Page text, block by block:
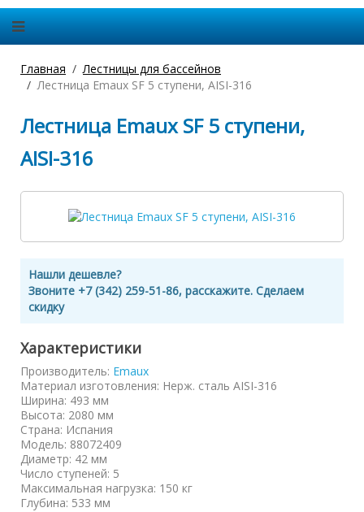
Главная
Лестницы для бассейнов
Лестница Emaux SF 5 ступени, AISI-316
Лестница Emaux SF 5 ступени,
AISI-316
Нашли дешевле?
Звоните +7 (342) 259-51-86, расскажите. Сделаем
скидку
Характеристики
Производитель: Emaux
Материал изготовления: Нерж. сталь AISI-316
Ширина: 493 мм
Высота: 2080 мм
Страна: Испания
Модель: 88072409
Диаметр: 42 мм
Число ступеней: 5
Максимальная нагрузка: 150 кг
Глубина: 533 мм